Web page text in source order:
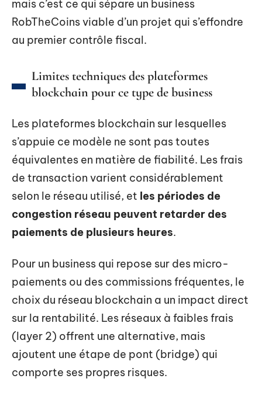
mais c’est ce qui sépare un business
RobTheCoins viable d’un projet qui s’effondre
au premier contrôle fiscal.
Limites techniques des plateformes
blockchain pour ce type de business
Les plateformes blockchain sur lesquelles
s’appuie ce modèle ne sont pas toutes
équivalentes en matière de fiabilité. Les frais
de transaction varient considérablement
selon le réseau utilisé, et les périodes de
congestion réseau peuvent retarder des
paiements de plusieurs heures.
Pour un business qui repose sur des micro-
paiements ou des commissions fréquentes, le
choix du réseau blockchain a un impact direct
sur la rentabilité. Les réseaux à faibles frais
(layer 2) offrent une alternative, mais
ajoutent une étape de pont (bridge) qui
comporte ses propres risques.